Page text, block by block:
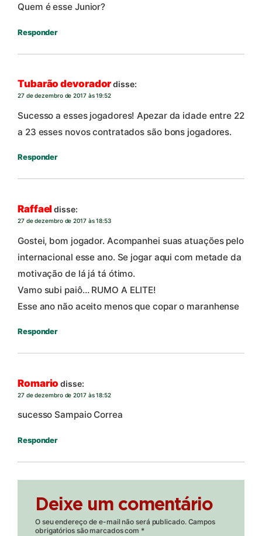
Quem é esse Junior?
Responder
Tubarão devoradordisse:
27 de dezembro de 2017 às 19:52
Sucesso a esses jogadores! Apezar da idade entre 22
a 23 esses novos contratados são bons jogadores.
Responder
Raffaeldisse:
27 de dezembro de 2017 às 18:53
Gostei, bom jogador. Acompanhei suas atuações pelo
internacional esse ano. Se jogar aqui com metade da
motivação de lá já tá ótimo.
Vamo subi paiô… RUMO A ELITE!
Esse ano não aceito menos que copar o maranhense
Responder
Romario disse:
27 de dezembro de 2017 às 18:52
sucesso Sampaio Correa
Responder
Deixe um comentário
O seu endereço de e-mail não será publicado. Campos
obrigatórios são marcados com *